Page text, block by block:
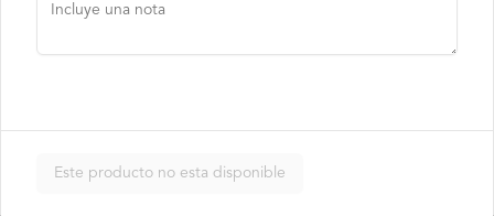
Rainbow Roll
Este producto no esta disponible